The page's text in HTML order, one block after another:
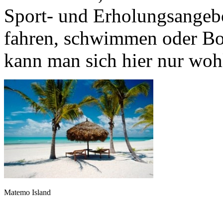
Sport- und
fahren, schwimmen oder
kann man sich hier nur
Matemo Island